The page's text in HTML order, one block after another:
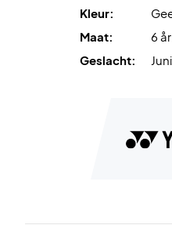
Kleur:
Maat:
6
Geslacht: